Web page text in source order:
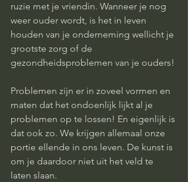
ruzie met je vriendin. Wanneer je nog
weer ouder wordt, is het in leven
houden van je onderneming wellicht je
grootste zorg of de
gezondheidsproblemen van je ouders!
Problemen zijn er in zoveel vormen en
maten dat het ondoenlijk lijkt al je
problemen op te lossen! En eigenlijk is
dat ook zo. We krijgen allemaal onze
portie ellende in ons leven. De kunst is
om je daardoor niet uit het veld te
laten slaan.